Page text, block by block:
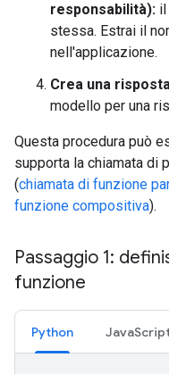
responsabilità):
stessa. Estrai il
nell'applicazione.
Crea una
modello per una
Questa procedura può
supporta la chiamata di
(chiamata di funzione
funzione compositiva).
Passaggio 1:
funzione
Python